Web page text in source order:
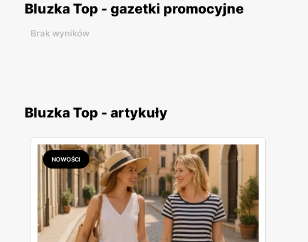
Bluzka Top - gazetki promocyjne
Brak wyników
Bluzka Top - artykuły
NOWOŚCI